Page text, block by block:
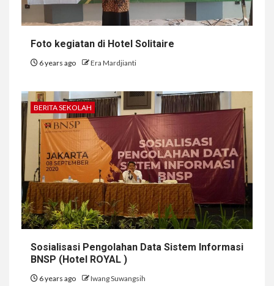
Foto kegiatan di Hotel Solitaire
6 years ago Era Mardjianti
BERITA SEKOLAH
Sosialisasi Pengolahan Data Sistem Informasi
BNSP (Hotel ROYAL )
6 years ago Iwang Suwangsih